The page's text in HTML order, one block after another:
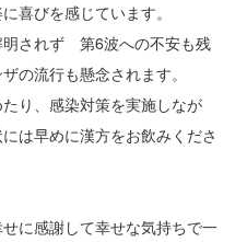
喜びを感じています。
されず 第6波への不安も残
の流行も懸念されます。
り、感染対策を実施しなが
は早めに漢方をお飲みくださ
に感謝して幸せな気持ちで一